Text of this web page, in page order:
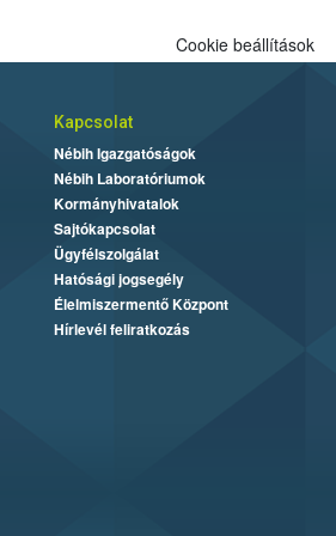
Cookie beállítások
Kapcsolat
Nébih Igazgatóságok
Nébih Laboratóriumok
Kormányhivatalok
Sajtókapcsolat
Ügyfélszolgálat
Hatósági jogsegély
Élelmiszermentő Központ
Hírlevél feliratkozás